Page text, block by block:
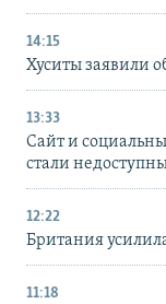
14:15
Хуситы заявили
13:33
Сайт и
стали
12:22
Британия
11:18